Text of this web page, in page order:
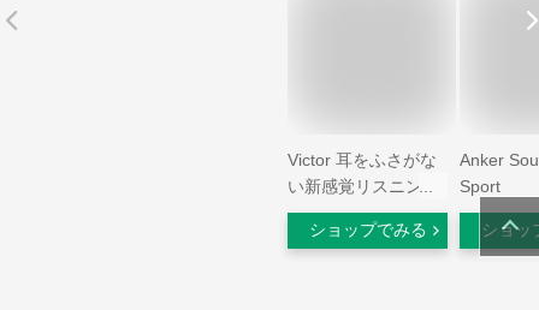
Victor 耳をふさがな
い新感覚リスニング
完全ワイヤレス イヤ
ホン HA-NP35T | ブ
ショップでみる
Anker
Sport
X20（
5.3）【
ショッ